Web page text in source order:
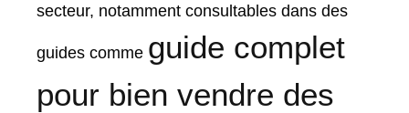
secteur, notamment consultables dans des
guides comme guide complet
pour bien vendre des